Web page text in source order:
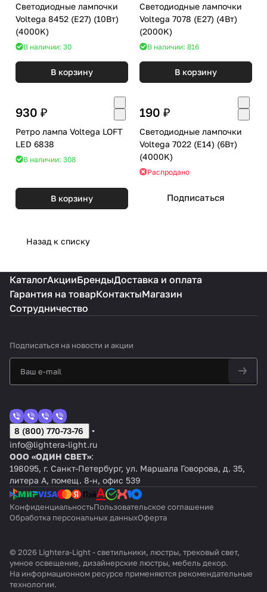
Светодиодные лампочки
Voltega 8452 (E27) (10Вт)
(4000K)
В наличии: 30
В корзину
Светодиодные лампочки
Voltega 7078 (E27) (4Вт)
(2000K)
В наличии: 816
В корзину
930 ₽
Ретро лампа Voltega LOFT
LED 6838
В наличии: 308
В корзину
190 ₽
Светодиодные лампочки
Voltega 7022 (E14) (6Вт)
(4000K)
Распродано
Подписаться
Назад к списку
КаталогАкцииБрендыДоставка и оплата
Гарантия на товарКонтактыМагазин
Сотрудничество
Подписаться на новости и акции
8 (800) 770-73-76
info@lightera-light.ru
ООО «ОДИН СВЕТ»:
198095, г. Санкт-Петербург, ул. Маршала Говорова, д. 35,
литера А, помещ. 8-н, офис 539
КонфиденциальностьПользовательское соглашение
Обработка персональных данныхОферта
© 2026 Lightera-Light - светильники, люстры, трековый свет,
умное освещение, дизайнерские люстры, мебель декор.
На информационном ресурсе применяются рекомендательные
технологии.